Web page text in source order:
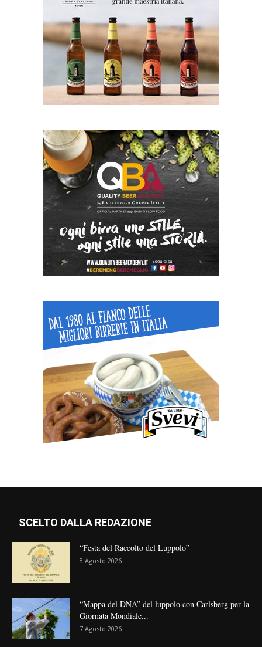
SCELTO DALLA REDAZIONE
“Festa del Raccolto del Luppolo”
8 Agosto 2026
“Mappa del DNA” del luppolo con Carlsberg per la
Giornata Mondiale...
7 Agosto 2026